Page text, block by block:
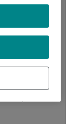
picaduras de
alergia? (no
(quizás una